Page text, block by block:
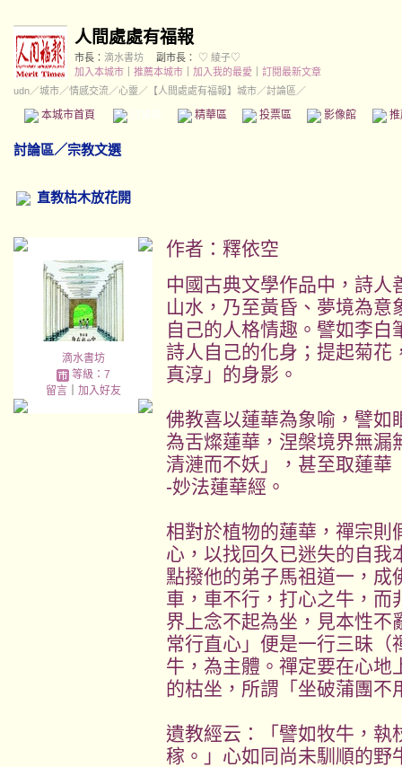
人間處處有福報
市長： 滴水書坊 副市長：
♡ 綾子♡
加入本城市
推薦本城市 加入我的最愛
訂閱最新文章
udn／城市／情感交流／心靈 ／ 【人間處處有福報】城市／討論區／
本城市首頁 精華區 投票區 影像館
討論區／宗教文選
直教枯木放花開
滴水書坊
等級：7
留言｜ 加入好友
作者： 釋依空
中國古典文學作品中，詩人
山水，乃至黃昏、夢境為意
自己的人格情趣。譬如李
詩人自己的化身；提起菊花
真淳」的身影。
佛教喜以蓮華為象喻，譬如
為舌燦蓮華，涅槃境界無漏
清漣而不妖」，甚至取蓮華
-妙法蓮華經。
相對於植物的蓮華，禪宗則
心，以找回久已迷失的自我
點撥他的弟子馬祖道一，成
車，車不行，打心之牛，而
界上念不起為坐，見本性不
常行直心」便是一行三昧（
牛，為主體。禪定要在心地
的枯坐，所謂「坐破蒲團不
遺教經云：「譬如牧牛，執
稼。」心如同尚未馴順的野